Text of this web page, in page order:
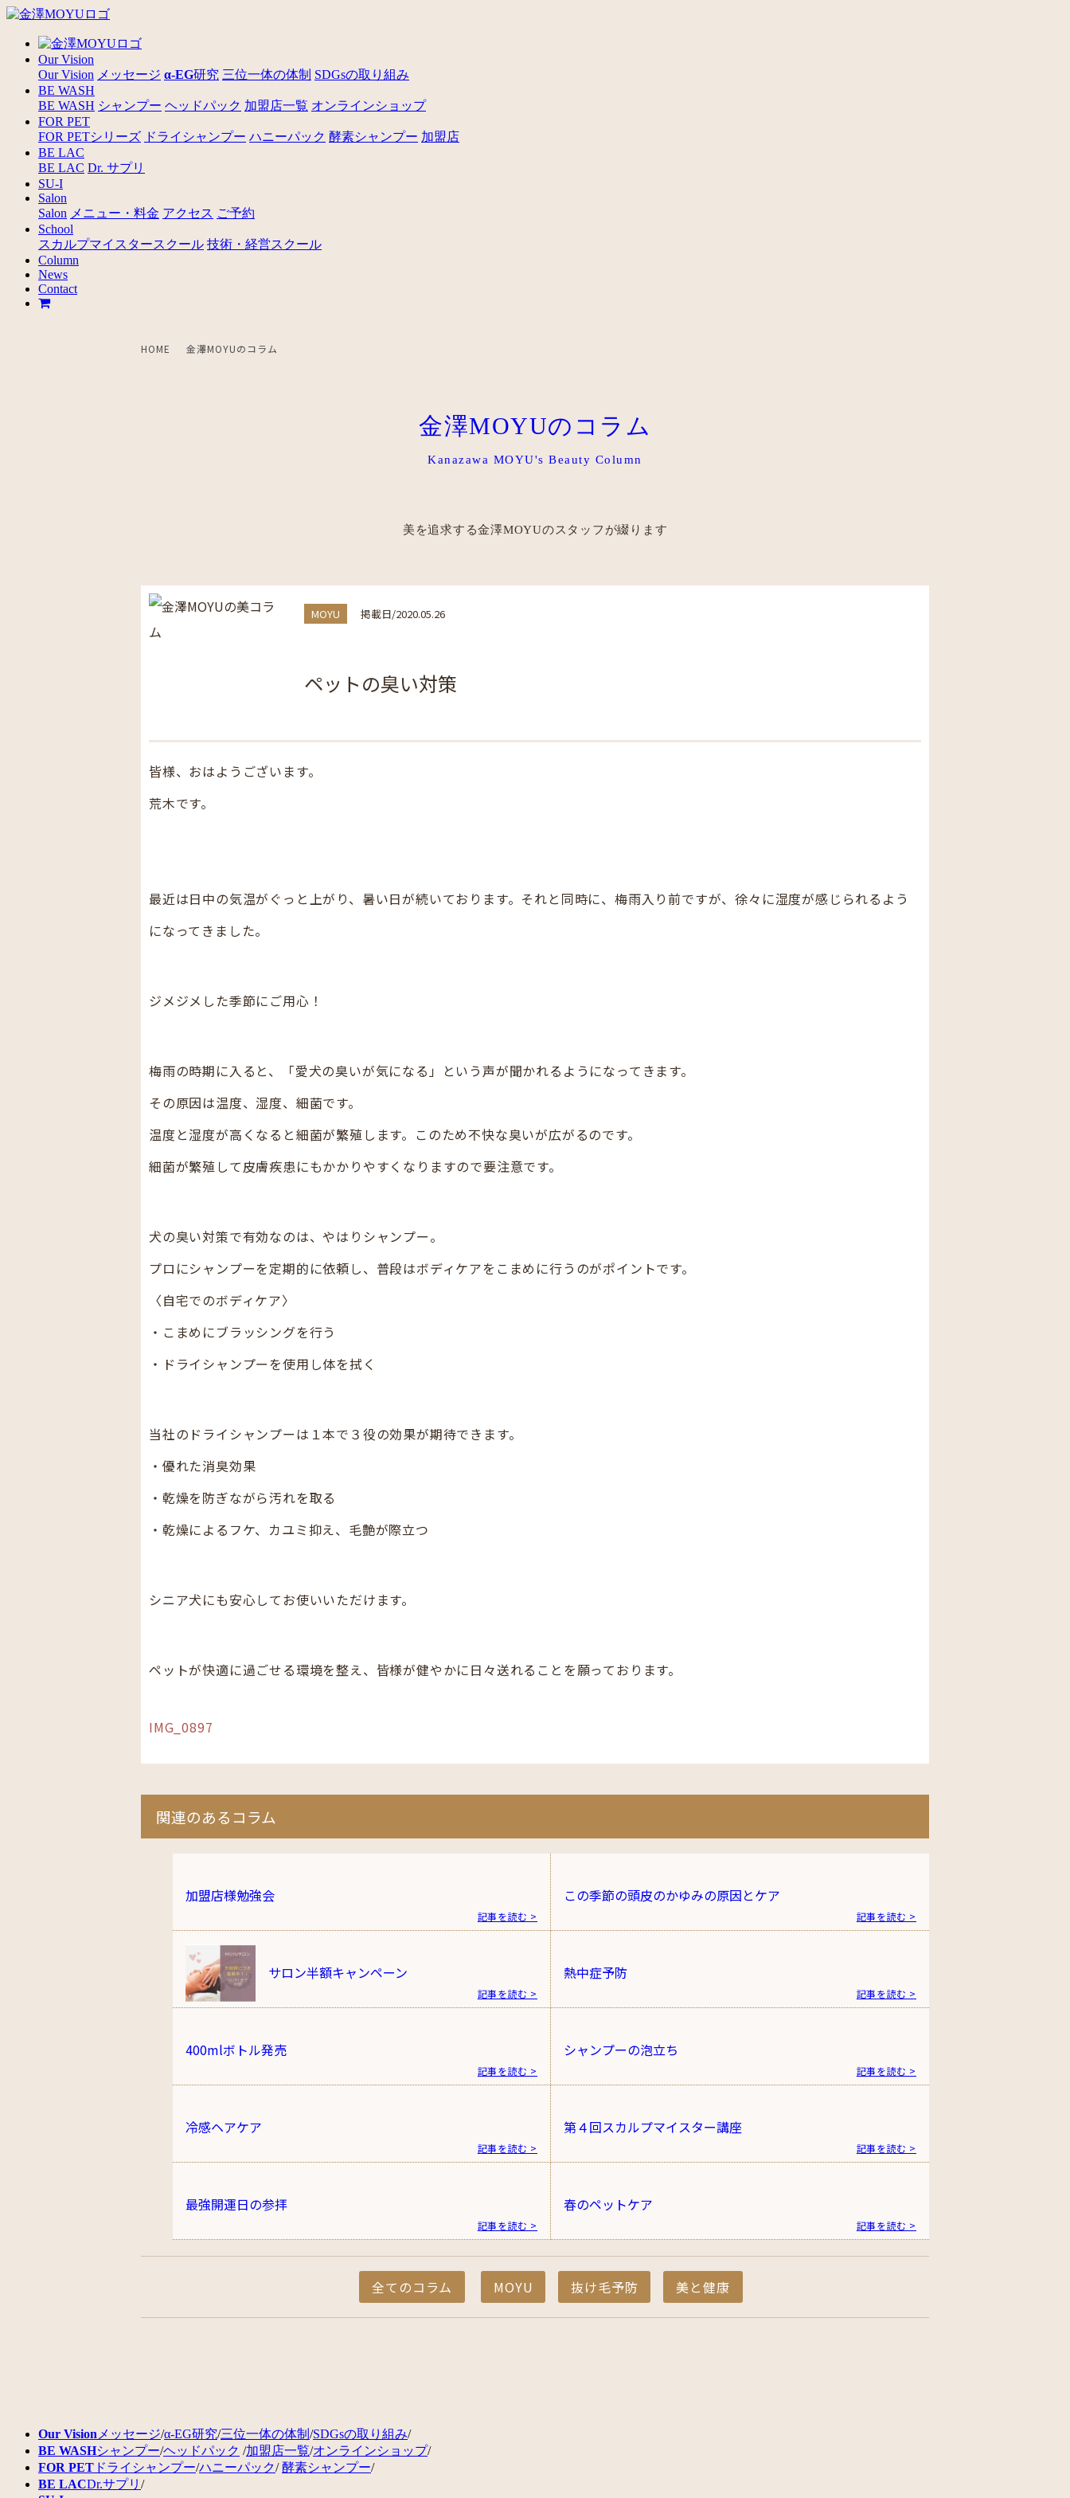
Our Vision
Our Vision メッセージ α-EG研究 三位一体の体制 SDGsの取り組み
BE WASH
BE WASH シャンプー ヘッドパック 加盟店一覧 オンラインショップ
FOR PET
FOR PETシリーズ ドライシャンプー ハニーパック 酵素シャンプー 加盟店
BE LAC
BE LAC Dr. サプリ
SU-I
Salon
Salon メニュー・料金 アクセス ご予約
School
スカルプマイスタースクール 技術・経営スクール
Column
News
Contact
HOME 金澤MOYUのコラム
金澤MOYUのコラム
Kanazawa MOYU's Beauty Column
美を追求する金澤MOYUのスタッフが綴ります
MOYU 掲載日/2020.05.26
ペットの臭い対策
皆様、おはようございます。
荒木です。
最近は日中の気温がぐっと上がり、暑い日が続いております。それと同時に、梅雨入り前ですが、徐々に湿度が感じられるよう
になってきました。
ジメジメした季節にご用心！
梅雨の時期に入ると、「愛犬の臭いが気になる」という声が聞かれるようになってきます。
その原因は温度、湿度、細菌です。
温度と湿度が高くなると細菌が繁殖します。このため不快な臭いが広がるのです。
細菌が繁殖して皮膚疾患にもかかりやすくなりますので要注意です。
犬の臭い対策で有効なのは、やはりシャンプー。
プロにシャンプーを定期的に依頼し、普段はボディケアをこまめに行うのがポイントです。
〈自宅でのボディケア〉
・こまめにブラッシングを行う
・ドライシャンプーを使用し体を拭く
当社のドライシャンプーは１本で３役の効果が期待できます。
・優れた消臭効果
・乾燥を防ぎながら汚れを取る
・乾燥によるフケ、カユミ抑え、毛艶が際立つ
シニア犬にも安心してお使いいただけます。
ペットが快適に過ごせる環境を整え、皆様が健やかに日々送れることを願っております。
IMG_0897
関連のあるコラム
加盟店様勉強会
記事を読む >
この季節の頭皮のかゆみの原因とケア
記事を読む >
サロン半額キャンペーン
記事を読む >
熱中症予防
記事を読む >
400mlボトル発売
記事を読む >
シャンプーの泡立ち
記事を読む >
冷感ヘアケア
記事を読む >
第４回スカルプマイスター講座
記事を読む >
最強開運日の参拝
記事を読む >
春のペットケア
記事を読む >
全てのコラム MOYU 抜け毛予防 美と健康
Our Vision メッセージ/α-EG研究/三位一体の体制 /SDGsの取り組み/
BE WASHシャンプー/ヘッドパック /加盟店一覧/オンラインショップ/
FOR PET ドライシャンプー/ハニーパック/酵素シャンプー/
BE LACDr.サプリ /